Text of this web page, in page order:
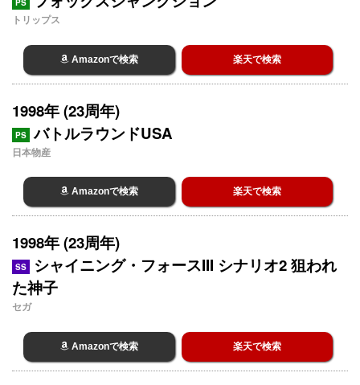
PS
トリップス
Amazonで検索 楽天で検索
1998年 (23周年)
PS バトルラウンドUSA
日本物産
Amazonで検索 楽天で検索
1998年 (23周年)
SS
シャイニング・フォースIII シナリオ2 狙われ
た神子
セガ
Amazonで検索 楽天で検索